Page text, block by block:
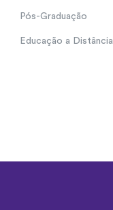
Pós-Graduação
Educação a Distância